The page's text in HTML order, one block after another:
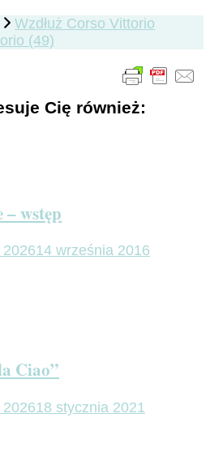
Wzdłuż Corso Vittorio
(49)
Cię również:
wstęp
14 września 2016
Ciao”
18 stycznia 2021